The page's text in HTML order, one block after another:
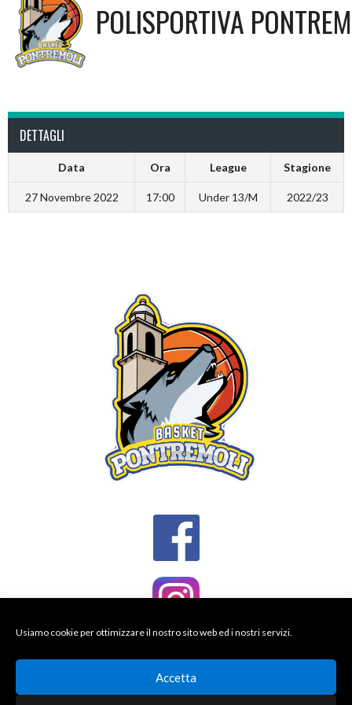
Usiamo cookie per ottimizzare il nostro sito web ed i nostri servizi.
Accetta
POLISPORTIVA
DETTAGLI
Data Ora League Stagione
27 Novembre 2022 17:00 Under 13/M 2022/23